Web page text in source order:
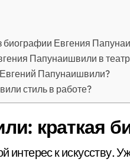
биографии Евгения
Папунаишвили в
Папунаишвили?
стиль в работе?
краткая
интерес к искусству.